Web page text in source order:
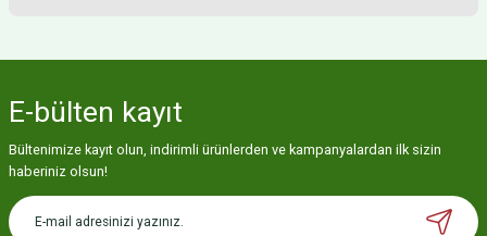
Görüş ve önerileriniz için teşekkür ederiz.
Ürün resmi kalitesiz, bozuk veya görüntülenemiyor.
Ürün açıklamasında eksik bilgiler bulunuyor.
Ürün bilgilerinde hatalar bulunuyor.
E-bülten kayıt
Bültenimize kayıt olun, indirimli ürünlerden ve kampanyalardan ilk sizin
haberiniz olsun!